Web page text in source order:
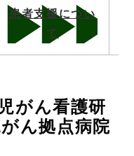
患者支援につい
て
がん看護研
ん拠点病院